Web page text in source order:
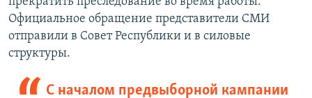
Официальное обращение представители СМИ
отправили в Совет Республики и в силовые
структуры.
С началом предвыборной кампании